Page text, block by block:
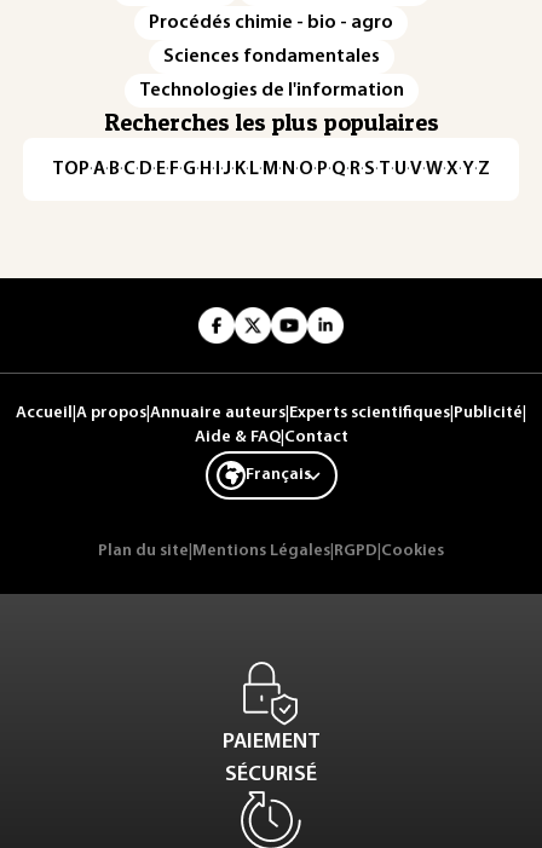
Procédés chimie - bio - agro
Sciences fondamentales
Technologies de l'information
Recherches les plus populaires
TOP·A·B·C· D· E· F·G· H · ·J· K· L· M · N ·O· P·Q· R·S·T·U·V·W·X·Y·Z
Accueil A propos Annuaire auteurs Experts scientifiques Publicité
Aide & FAQ| Contact
Français
Plan du site Mentions Légales RGPD Cookies
PAIEMENT
SÉCURISÉ